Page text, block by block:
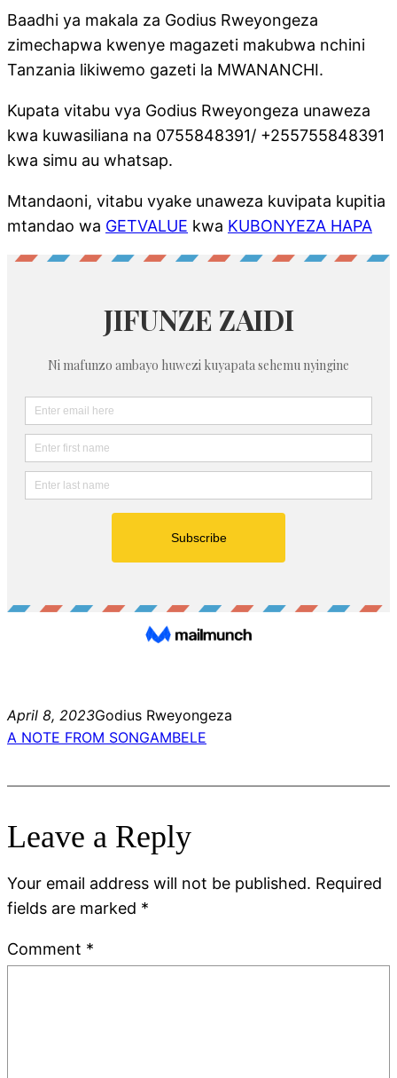
Baadhi ya makala za Godius Rweyongeza
zimechapwa kwenye magazeti makubwa nchini
Tanzania likiwemo gazeti la MWANANCHI.
Kupata vitabu vya Godius Rweyongeza unaweza
kwa kuwasiliana na 0755848391/ +255755848391
kwa simu au whatsap.
Mtandaoni, vitabu vyake unaweza kuvipata kupitia
mtandao wa GETVALUE kwa KUBONYEZA HAPA
April 8, 2023Godius Rweyongeza
A NOTE FROM SONGAMBELE
Leave a Reply
Your email address will not be published. Required
fields are marked *
Comment *